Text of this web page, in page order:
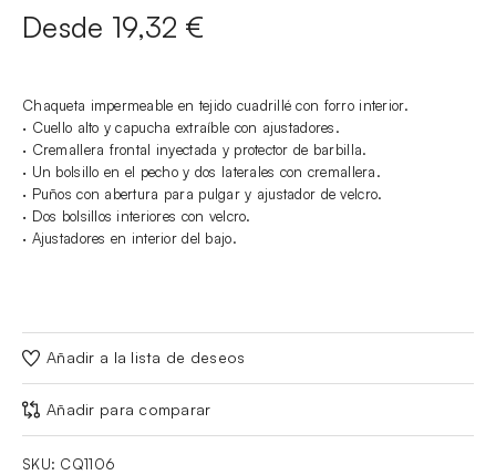
Desde 19,32 €
Chaqueta impermeable en tejido cuadrillé con forro interior.
· Cuello alto y capucha extraíble con ajustadores.
· Cremallera frontal inyectada y protector de barbilla.
· Un bolsillo en el pecho y dos laterales con cremallera.
· Puños con abertura para pulgar y ajustador de velcro.
· Dos bolsillos interiores con velcro.
· Ajustadores en interior del bajo.
Añadir a la lista de deseos
Añadir para comparar
SKU: CQ1106